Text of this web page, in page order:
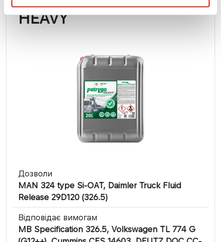
HEAVY
Дозволи
MAN 324 type Si-OAT, Daimler Truck Fluid
Release 29D120 (326.5)
Відповідає вимогам
MB Specification 326.5, Volkswagen TL 774 G